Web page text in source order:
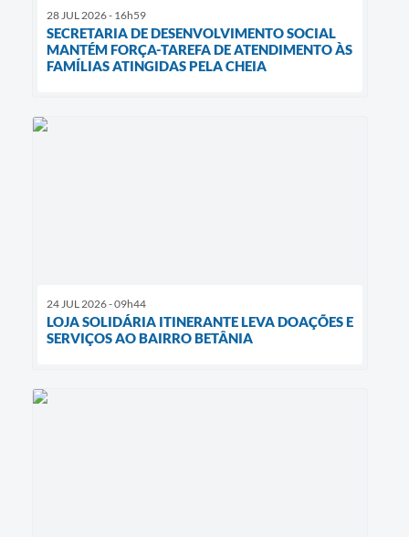
28 JUL 2026 - 16h59
SECRETARIA DE DESENVOLVIMENTO SOCIAL
MANTÉM FORÇA-TAREFA DE ATENDIMENTO ÀS
FAMÍLIAS ATINGIDAS PELA CHEIA
24 JUL 2026 - 09h44
LOJA SOLIDÁRIA ITINERANTE LEVA DOAÇÕES E
SERVIÇOS AO BAIRRO BETÂNIA